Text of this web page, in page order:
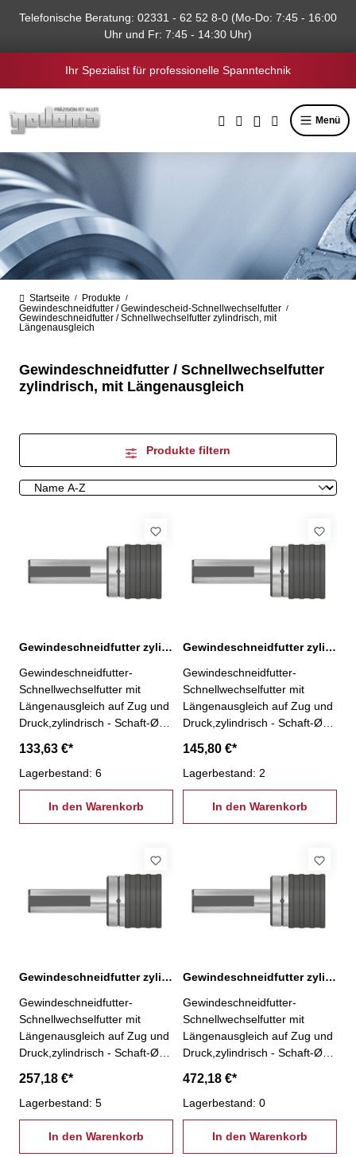
springen
Telefonische Beratung: 02331 - 62 52 8-0 (Mo-Do: 7:45 - 16:00
Uhr und Fr: 7:45 - 14:30 Uhr)
Ihr Spezialist für professionelle Spanntechnik
Menü
Startseite / Produkte /
Gewindeschneidfutter / Gewindescheid-Schnellwechselfutter /
Gewindeschneidfutter / Schnellwechselfutter zylindrisch, mit
Längenausgleich
Gewindeschneidfutter / Schnellwechselfutter
zylindrisch, mit Längenausgleich
Produkte filtern
Gewindeschneidfutter zylindrisch Ø 20 mm, M3-14
Gewindeschneidfutter-
Schnellwechselfutter mit
Längenausgleich auf Zug und
Druck,zylindrisch - Schaft-Ø
M3 - M14
133,63 €*
Lagerbestand: 6
In den Warenkorb
Gewindeschneidfutter zylindrisch Ø 25 mm, M3-14
Gewindeschneidfutter-
Schnellwechselfutter mit
Längenausgleich auf Zug und
Druck,zylindrisch - Schaft-Ø
M3 - M14
145,80 €*
Lagerbestand: 2
In den Warenkorb
Gewindeschneidfutter zylindrisch Ø 25 mm, M5-22
Gewindeschneidfutter-
Schnellwechselfutter mit
Längenausgleich auf Zug und
Druck,zylindrisch - Schaft-Ø
M5 - M22
257,18 €*
Lagerbestand: 5
In den Warenkorb
Gewindeschneidfutter zylindrisch Ø 32 mm, M14-36
Gewindeschneidfutter-
Schnellwechselfutter mit
Längenausgleich auf Zug und
Druck,zylindrisch - Schaft-Ø
M14 - M36
472,18 €*
Lagerbestand: 0
In den Warenkorb